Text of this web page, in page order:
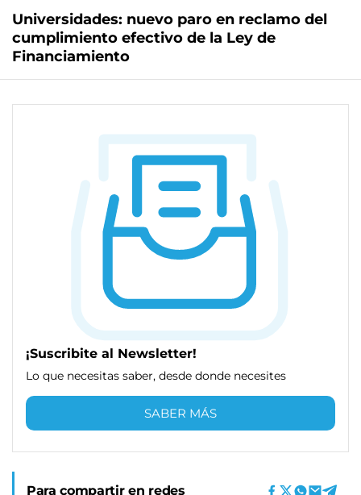
Universidades: nuevo paro en reclamo del
cumplimiento efectivo de la Ley de
Financiamiento
¡Suscribite al Newsletter!
Lo que necesitas saber, desde donde necesites
SABER MÁS
Para compartir en redes